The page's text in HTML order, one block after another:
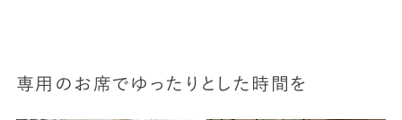
専用のお席でゆったりとした時間を